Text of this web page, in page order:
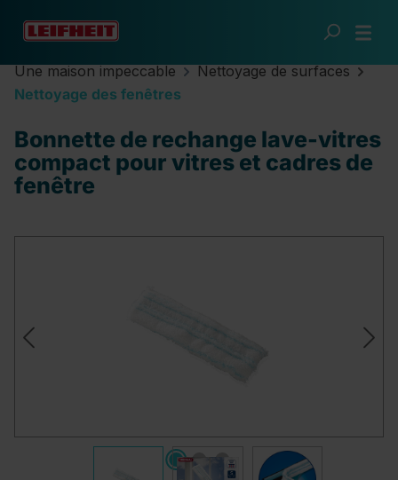
Passer au contenu principal
Une maison impeccable
Nettoyage de surfaces
Nettoyage des fenêtres
Bonnette de rechange lave-vitres
compact pour vitres et cadres de
fenêtre